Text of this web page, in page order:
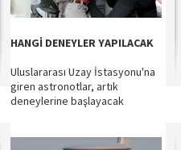
HANGİ DENEYLER YAPILACAK
Uluslararası Uzay İstasyonu'na
giren astronotlar, artık
deneylerine başlayacak